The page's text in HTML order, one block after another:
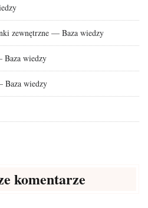
zewnętrzne — Baza wiedzy
wiedzy
Baza wiedzy
komentarze